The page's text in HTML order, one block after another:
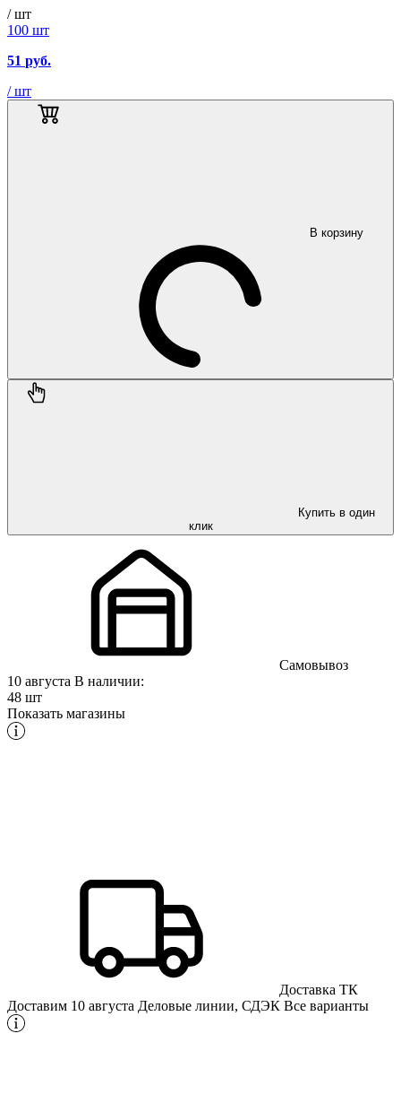
/ шт
100 шт
51 руб.
/ шт
В корзину
Купить в один
клик
Самовывоз
10 августа В наличии:
48 шт
Показать магазины
Доставка ТК
Доставим 10 августа Деловые линии, СДЭК Все варианты